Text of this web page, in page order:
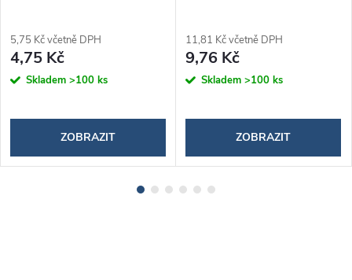
5,75 Kč včetně DPH
4,75 Kč
Skladem >100 ks
ZOBRAZIT
11,81 Kč včetně DPH
9,76 Kč
Skladem >100 ks
ZOBRAZIT